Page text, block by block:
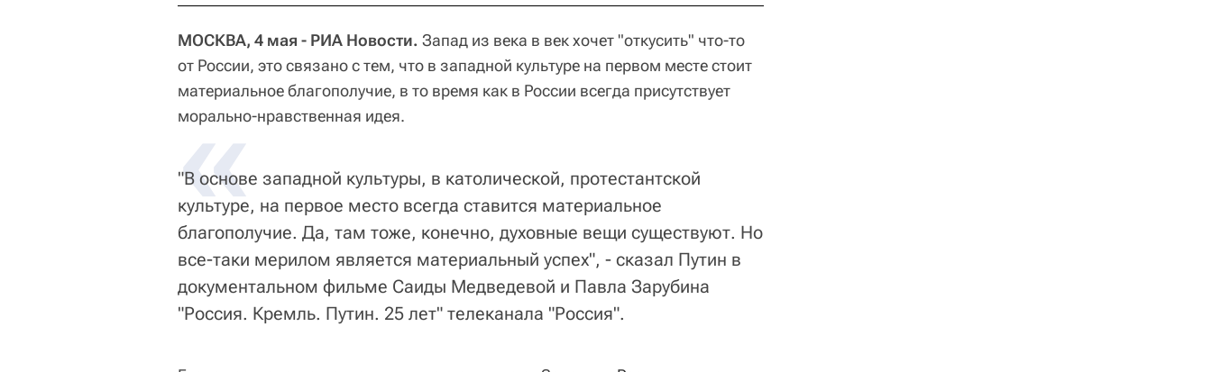
МОСКВА, 4 мая - РИА Новости. Запад из века в век хочет "откусить" что-то
от России, это связано с тем, что в западной культуре на первом месте стоит
материальное благополучие, в то время как в России всегда присутствует
морально-нравственная идея.
«
"В основе западной культуры, в католической, протестантской
культуре, на первое место всегда ставится материальное
благополучие. Да, там тоже, конечно, духовные вещи существуют. Но
все-таки мерилом является материальный успех", - сказал Путин в
документальном фильме Саиды Медведевой и Павла Зарубина
"Россия. Кремль. Путин. 25 лет" телеканала "Россия".